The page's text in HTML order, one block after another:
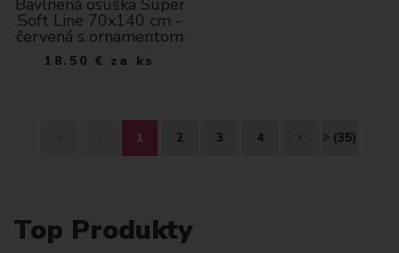
Bavlnená osuška Super
Soft Line 70x140 cm -
červená s ornamentom
18.50 € za ks
I
1 2 3 4 Ď K (35)
Top Produkty